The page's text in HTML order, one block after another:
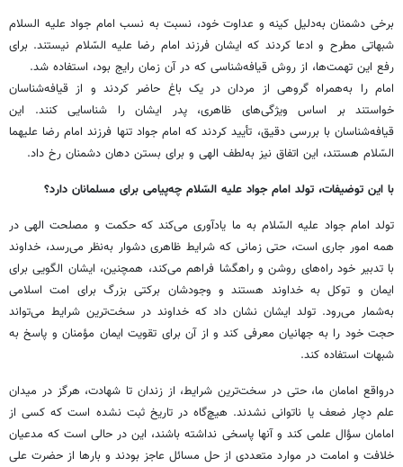
برخی دشمنان به‌دلیل کینه و عداوت خود، نسبت به نسب امام جواد علیه السلام
شبهاتی مطرح و ادعا کردند که ایشان فرزند امام رضا علیه السّلام نیستند. برای
رفع این تهمت‌ها، از روش قیافه‌شناسی که در آن زمان رایج بود، استفاده شد.
امام را به‌همراه گروهی از مردان در یک باغ حاضر کردند و از قیافه‌شناسان
خواستند بر اساس ویژگی‌های ظاهری، پدر ایشان را شناسایی کنند. این
قیافه‌شناسان با بررسی دقیق، تأیید کردند که امام جواد تنها فرزند امام رضا علیهما
السّلام هستند، این اتفاق نیز به‌لطف الهی و برای بستن دهان دشمنان رخ داد.
با این توضیفات، تولد امام جواد علیه السّلام چه‌پیامی برای مسلمانان دارد؟
تولد امام جواد علیه السّلام به ما یادآوری می‌کند که حکمت و مصلحت الهی در
همه امور جاری است، حتی زمانی که شرایط ظاهری دشوار به‌نظر می‌رسد، خداوند
با تدبیر خود راه‌های روشن و راهگشا فراهم می‌کند، همچنین، ایشان الگویی برای
ایمان و توکل به خداوند هستند و وجودشان برکتی بزرگ برای امت اسلامی
به‌شمار می‌رود. تولد ایشان نشان داد که خداوند در سخت‌ترین شرایط می‌تواند
حجت خود را به جهانیان معرفی کند و از آن برای تقویت ایمان مؤمنان و پاسخ به
شبهات استفاده کند.
درواقع امامان ما، حتی در سخت‌ترین شرایط، از زندان تا شهادت، هرگز در میدان
علم دچار ضعف یا ناتوانی نشدند. هیچ‌گاه در تاریخ ثبت نشده است که کسی از
امامان سؤال علمی کند و آنها پاسخی نداشته باشند، این در حالی است که مدعیان
خلافت و امامت در موارد متعددی از حل مسائل عاجز بودند و بارها از حضرت علی